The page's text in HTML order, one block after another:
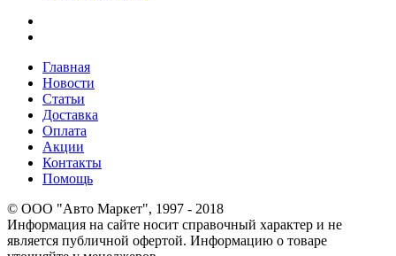
Главная
Новости
Статьи
Доставка
Оплата
Акции
Контакты
Помощь
© OOO "Авто Маркет", 1997 - 2018
Информация на сайте носит справочный характер и не
является публичной офертой. Информацию о товаре